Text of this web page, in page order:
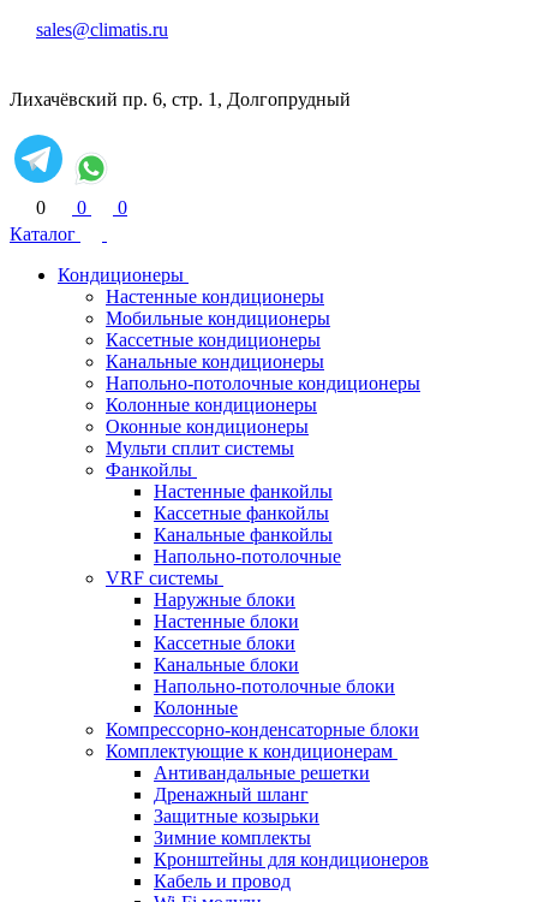
sales@climatis.ru
Лихачёвский пр. 6, стр. 1, Долгопрудный
0 0
0
Каталог
Кондиционеры
Настенные кондиционеры
Мобильные кондиционеры
Кассетные кондиционеры
Канальные кондиционеры
Напольно-потолочные кондиционеры
Колонные кондиционеры
Оконные кондиционеры
Мульти сплит системы
Фанкойлы
Настенные фанкойлы
Кассетные фанкойлы
Канальные фанкойлы
Напольно-потолочные
VRF системы
Наружные блоки
Настенные блоки
Кассетные блоки
Канальные блоки
Напольно-потолочные блоки
Колонные
Компрессорно-конденсаторные блоки
Комплектующие к кондиционерам
Антивандальные решетки
Дренажный шланг
Защитные козырьки
Зимние комплекты
Кронштейны для кондиционеров
Кабель и провод